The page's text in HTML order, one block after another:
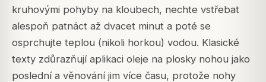
kruhovými pohyby na kloubech, nechte vstřebat
alespoň patnáct až dvacet minut a poté se
osprchujte teplou (nikoli horkou) vodou. Klasické
texty zdůrazňují aplikaci oleje na plosky nohou jako
poslední a věnování jim více času, protože nohy